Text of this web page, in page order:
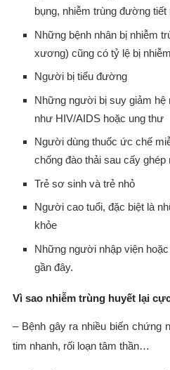
bụng, nhiễm trùng đường
Những bệnh nhân bị nhiễm
xương) cũng có tỷ lệ bị
Người bị tiểu đường
Những người bị suy giảm hệ
như HIV/AIDS hoặc ung thư
Người dùng thuốc ức chế
chống đào thải sau cấy ghép
Trẻ sơ sinh và trẻ nhỏ
Người cao tuổi, đặc biệt là
khỏe
Những người nhập viện
gần đây.
Vì sao nhiễm trùng huyết lại
– Bệnh gây ra nhiều biến chứng
tim nhanh, rối loạn tâm thần…